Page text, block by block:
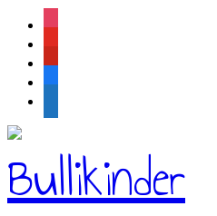
instagram
pinterest
facebook